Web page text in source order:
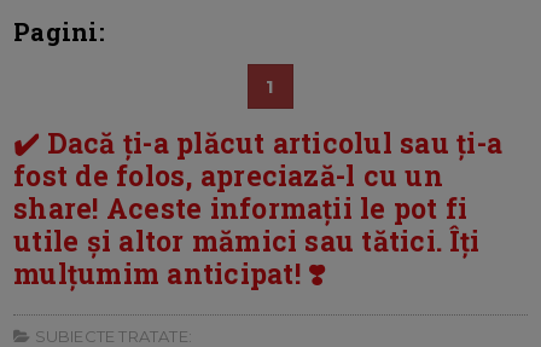
Pagini:
1
✔️ Dacă ți-a plăcut articolul sau ți-a
fost de folos, apreciază-l cu un
share! Aceste informații le pot fi
utile și altor mămici sau tătici. Îți
mulțumim anticipat! ❣️
SUBIECTE TRATATE: